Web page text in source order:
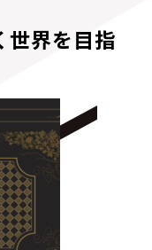
世界を目指